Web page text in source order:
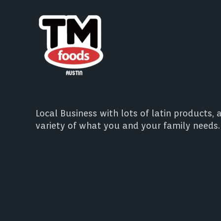
Local Business with lots of latin products, a
variety of what you and your family needs.